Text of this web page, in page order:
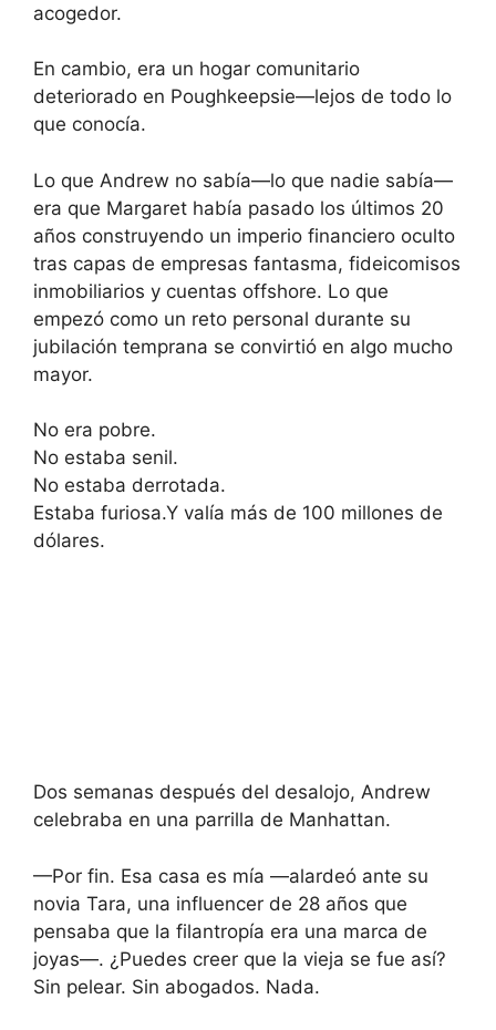
acogedor.
En cambio, era un hogar comunitario
deteriorado en Poughkeepsie—lejos de todo lo
que conocía.
Lo que Andrew no sabía—lo que nadie sabía—
era que Margaret había pasado los últimos 20
años construyendo un imperio financiero oculto
tras capas de empresas fantasma, fideicomisos
inmobiliarios y cuentas offshore. Lo que
empezó como un reto personal durante su
jubilación temprana se convirtió en algo mucho
mayor.
No era pobre.
No estaba senil.
No estaba derrotada.
Estaba furiosa.Y valía más de 100 millones de
dólares.
Dos semanas después del desalojo, Andrew
celebraba en una parrilla de Manhattan.
—Por fin. Esa casa es mía —alardeó ante su
novia Tara, una influencer de 28 años que
pensaba que la filantropía era una marca de
joyas—. ¿Puedes creer que la vieja se fue así?
Sin pelear. Sin abogados. Nada.